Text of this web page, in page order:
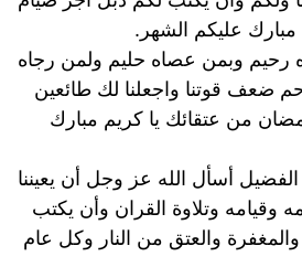
عليكم الشهر.
رحيم وبمن عصاه حليم ولمن رجاه
ضعف قوتنا واجعلنا لك طائعين
من عتقائك يا كريم مبارك
أسأل الله عز وجل أن يعيننا
وقيامه وتلاوة القران وأن يكتب
والعتق من النار وكل عام